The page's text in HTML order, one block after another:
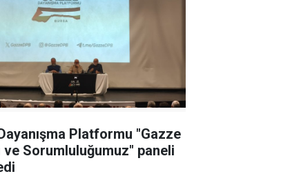
Platformu "Gazze
ve Sorumluluğumuz" paneli